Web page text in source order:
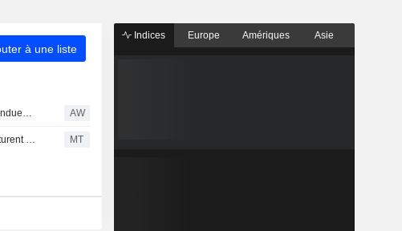
à une liste
Les Bourses mondiales suspendues au Moyen-Orient, records en Europe AW
Les bourses européennes clôturent en ordre dispersé, les investisseurs attentifs aux négociations sur l'accord avec l'Iran MT
Indices Europe Amériques Asie